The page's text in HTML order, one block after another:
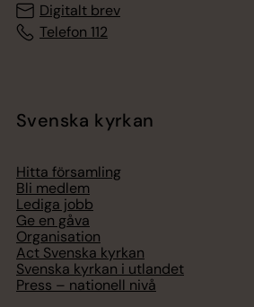
Digitalt brev
Telefon 112
Svenska kyrkan
Hitta församling
Bli medlem
Lediga jobb
Ge en gåva
Organisation
Act Svenska kyrkan
Svenska kyrkan i utlandet
Press – nationell nivå